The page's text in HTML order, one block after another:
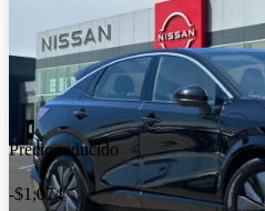
Precio reducido
-$1,074